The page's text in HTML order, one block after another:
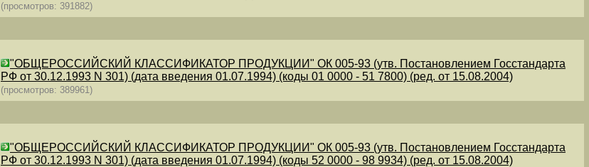
(просмотров: 391882)
"ОБЩЕРОССИЙСКИЙ КЛАССИФИКАТОР ПРОДУКЦИИ" ОК 005-93 (утв. Постановлением Госстандарта
РФ от 30.12.1993 N 301) (дата введения 01.07.1994) (коды 01 0000 - 51 7800) (ред. от 15.08.2004)
(просмотров: 389961)
"ОБЩЕРОССИЙСКИЙ КЛАССИФИКАТОР ПРОДУКЦИИ" ОК 005-93 (утв. Постановлением Госстандарта
РФ от 30.12.1993 N 301) (дата введения 01.07.1994) (коды 52 0000 - 98 9934) (ред. от 15.08.2004)